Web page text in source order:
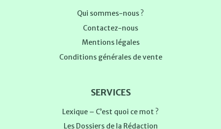
Qui sommes-nous ?
Contactez-nous
Mentions légales
Conditions générales de vente
SERVICES
Lexique – C’est quoi ce mot ?
Les Dossiers de la Rédaction